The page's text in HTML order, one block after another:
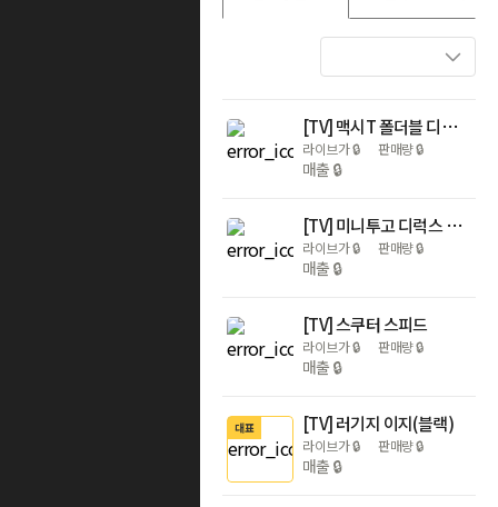
[TV] 맥시T 폴더블 디럭스 (LED)
라이브가🔒 판매량🔒
매출 🔒
[TV] 미니투고 디럭스 플러스 LED (푸쉬바포함)
라이브가🔒 판매량🔒
매출 🔒
[TV] 스쿠터 스피드
라이브가🔒 판매량🔒
매출 🔒
대표 [TV] 러기지 이지(블랙)
라이브가🔒 판매량🔒
매출 🔒